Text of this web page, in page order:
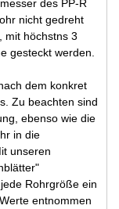
des PP-R
nicht gedreht
mit höchstns 3
gesteckt werden.
dem konkret
Zu beachten sind
ebenso wie die
in die
unseren
Rohrgröße ein
entnommen